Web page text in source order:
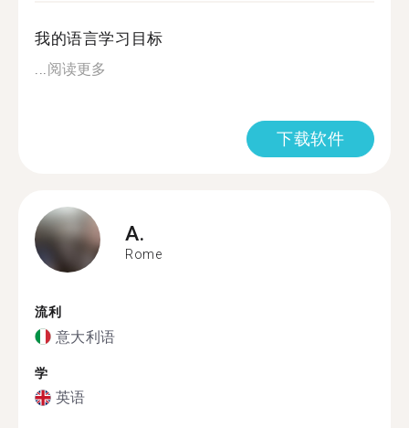
我的语言学习目标
...阅读更多
下载软件
A.
Rome
流利
意大利语
学
英语